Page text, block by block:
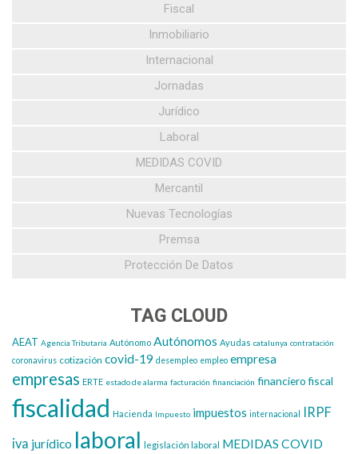
Fiscal
Inmobiliario
Internacional
Jornadas
Jurídico
Laboral
MEDIDAS COVID
Mercantil
Nuevas Tecnologías
Premsa
Protección De Datos
TAG CLOUD
AEAT Agencia Tributaria Autónomo Autónomos Ayudas catalunya contratación
coronavirus cotización covid-19 desempleo empleo empresa
empresas ERTE estado de alarma facturación financiación financiero fiscal
fiscalidad Hacienda Impuesto impuestos internacional IRPF
iva jurídico laboral legislación laboral MEDIDAS COVID